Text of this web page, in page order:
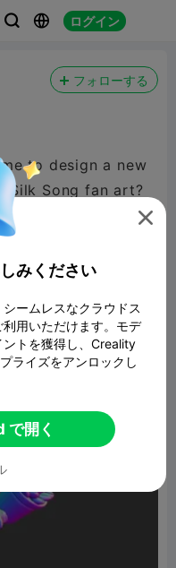
  ログイン
フォローする
to design a new
Silk Song fan art?

みください
ームレスなクラウドス
用いただけます。モデ
ントを獲得し、Creality
ライズをアンロックし
開く